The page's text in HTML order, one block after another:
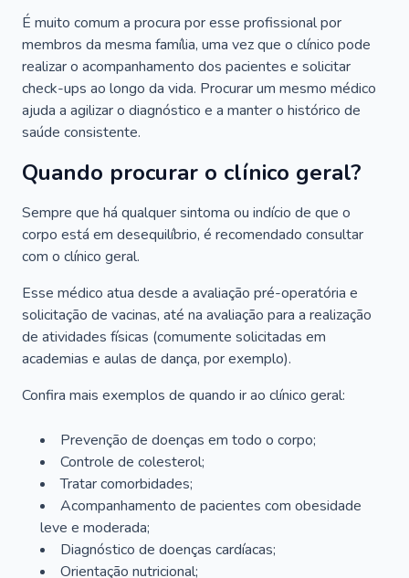
É muito comum a procura por esse profissional por
membros da mesma família, uma vez que o clínico pode
realizar o acompanhamento dos pacientes e solicitar
check-ups ao longo da vida. Procurar um mesmo médico
ajuda a agilizar o diagnóstico e a manter o histórico de
saúde consistente.
Quando procurar o clínico geral?
Sempre que há qualquer sintoma ou indício de que o
corpo está em desequilíbrio, é recomendado consultar
com o clínico geral.
Esse médico atua desde a avaliação pré-operatória e
solicitação de vacinas, até na avaliação para a realização
de atividades físicas (comumente solicitadas em
academias e aulas de dança, por exemplo).
Confira mais exemplos de quando ir ao clínico geral:
Prevenção de doenças em todo o corpo;
Controle de colesterol;
Tratar comorbidades;
Acompanhamento de pacientes com obesidade
leve e moderada;
Diagnóstico de doenças cardíacas;
Orientação nutricional;